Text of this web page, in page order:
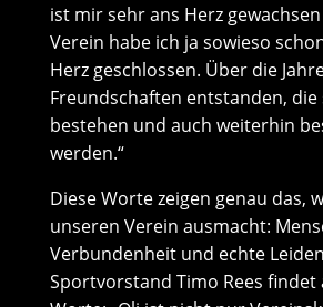
ist mir sehr ans Herz
Verein habe ich ja sowieso
Herz geschlossen. Über die
Freundschaften entstanden, die
bestehen und auch weiterhin
werden.“
Diese Worte zeigen genau das,
unseren Verein ausmacht:
Verbundenheit und echte
Sportvorstand Timo Rees findet